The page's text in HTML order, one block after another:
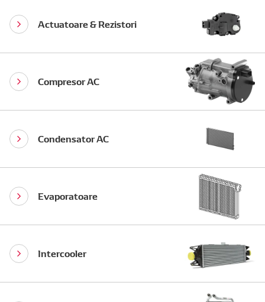
Actuatoare & Rezistori
Compresor AC
Condensator AC
Evaporatoare
Intercooler